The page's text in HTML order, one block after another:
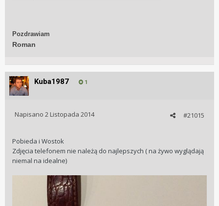
Pozdrawiam
Roman
Kuba1987 1
#21015
Napisano 2 Listopada 2014
Pobieda i Wostok
Zdjęcia telefonem nie należą do najlepszych ( na żywo wyglądają
niemal na idealne)